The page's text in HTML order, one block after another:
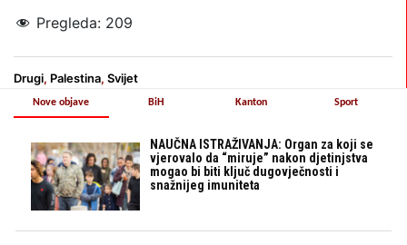
Pregleda: 209
Drugi, Palestina, Svijet
Nove objave
NAUČNA ISTRAŽIVANJA: Organ za koji se
vjerovalo da “miruje” nakon djetinjstva
mogao bi biti ključ dugovječnosti i
snažnijeg imuniteta
BiH Kanton Sport